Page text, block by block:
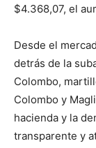
$4.368,07, el
Desde el
detrás de la
Colombo,
Colombo y
hacienda y la
transparente y